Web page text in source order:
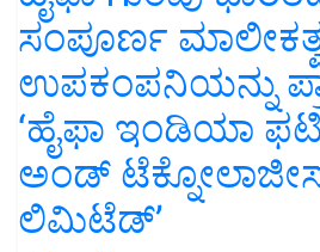
ಸಂಪೂರ್ಣ
ಉಪಕಂಪನಿಯನ್ನು
‘ಹೈಫಾ ಇಂಡಿಯಾ
ಅಂಡ್
ಲಿಮಿಟೆಡ್’